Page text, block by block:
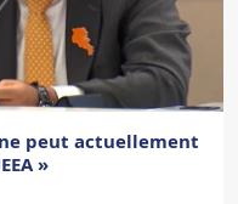
peut actuellement
»